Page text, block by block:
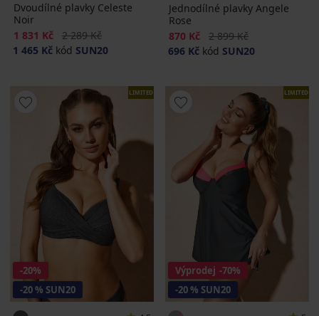
Dvoudílné plavky Celeste
Noir
Sleva
1 831 Kč Původní cena
2 289 Kč
1 465 Kč kód SUN20
Jednodílné plavky Angele
Rose
Sleva
870 Kč Původní cena
2 899 Kč
696 Kč kód SUN20
LIMITED
-20%
-20 % SUN20
LIMITED
Výprodej -70%
-20 % SUN20